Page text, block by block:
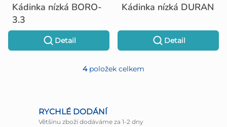
Kádinka nízká BORO-
3.3
Detail
Kádinka nízká DURAN
Detail
O
4položek celkem
RYCHLÉ DODÁNÍ
Většinu zboží dodáváme za 1-2 dny